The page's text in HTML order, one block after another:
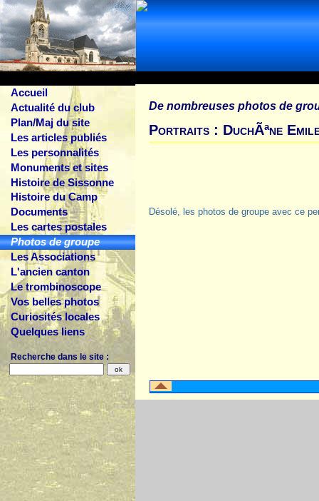
Accueil
Actualité du club
Plan/Maj du site
Les articles publiés
Les personnalités
Monuments et sites
Histoire de Sissonne
Histoire du Camp
Documents
Les cartes postales
Photos de groupe
Les Associations
L'ancien canton
Le trombinoscope
Vos belles photos
Curiosités locales
Quelques liens
Recherche dans le site :
De nombreuses photos de
Portraits : DuchÃªne
Désolé, les photos de groupe avec ce